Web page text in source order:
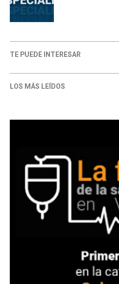
TE PUEDE INTERESAR
LOS MÁS LEÍDOS